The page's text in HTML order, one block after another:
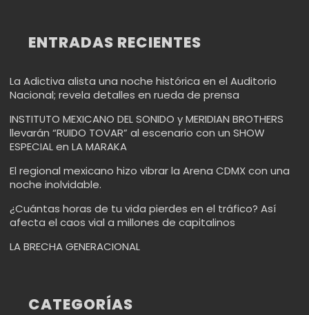
ENTRADAS RECIENTES
La Adictiva alista una noche histórica en el Auditorio
Nacional; revela detalles en rueda de prensa
INSTITUTO MEXICANO DEL SONIDO y MERIDIAN BROTHERS
llevarán “RUIDO TOVAR” al escenario con un SHOW
ESPECIAL en LA MARAKA
El regional mexicano hizo vibrar la Arena CDMX con una
noche inolvidable.
¿Cuántas horas de tu vida pierdes en el tráfico? Así
afecta el caos vial a millones de capitalinos
LA BRECHA GENERACIONAL
CATEGORÍAS